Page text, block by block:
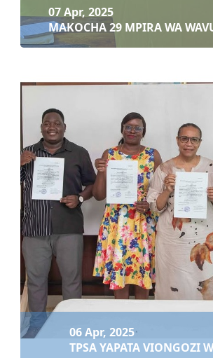
07 Apr, 2025
MAKOCHA 29 MPIRA WA WAVU
MA...
Soma zaidi
07 Apr, 2025
MAKOCHA 29 MPIRA WA
06 Apr, 2025
TPSA YAPATA VIONGOZI